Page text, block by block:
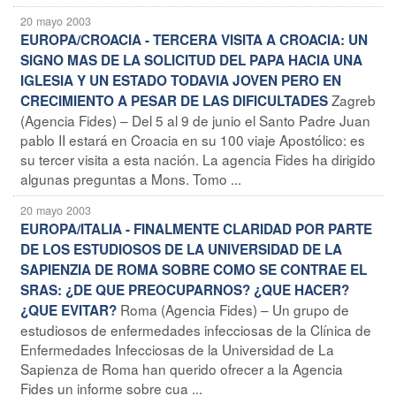
20 mayo 2003
EUROPA/CROACIA - TERCERA VISITA A CROACIA: UN
SIGNO MAS DE LA SOLICITUD DEL PAPA HACIA UNA
IGLESIA Y UN ESTADO TODAVIA JOVEN PERO EN
CRECIMIENTO A PESAR DE LAS DIFICULTADESZagreb
(Agencia Fides) – Del 5 al 9 de junio el Santo Padre Juan
pablo II estará en Croacia en su 100 viaje Apostólico: es
su tercer visita a esta nación. La agencia Fides ha dirigido
algunas preguntas a Mons. Tomo ...
20 mayo 2003
EUROPA/ITALIA - FINALMENTE CLARIDAD POR PARTE
DE LOS ESTUDIOSOS DE LA UNIVERSIDAD DE LA
SAPIENZIA DE ROMA SOBRE COMO SE CONTRAE EL
SRAS: ¿DE QUE PREOCUPARNOS? ¿QUE HACER?
¿QUE EVITAR? Roma (Agencia Fides) – Un grupo de
estudiosos de enfermedades infecciosas de la Clínica de
Enfermedades Infecciosas de la Universidad de La
Sapienza de Roma han querido ofrecer a la Agencia
Fides un informe sobre cua ...